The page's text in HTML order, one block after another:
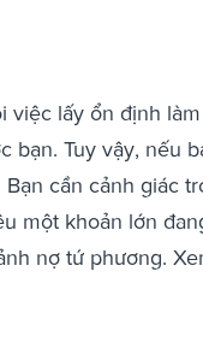
việc lấy ổn định
Tuy vậy, nếu
cần cảnh giác
một khoản lớn
nợ tứ phương.